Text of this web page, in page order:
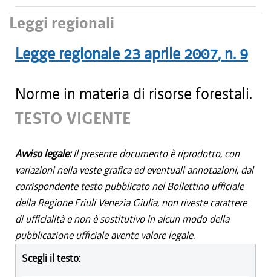
Leggi regionali
Legge regionale 23 aprile 2007, n. 9
Norme in materia di risorse forestali.
TESTO VIGENTE
Avviso legale:Il presente documento è riprodotto, con
variazioni nella veste grafica ed eventuali annotazioni, dal
corrispondente testo pubblicato nel Bollettino ufficiale
della Regione Friuli Venezia Giulia, non riveste carattere
di ufficialità e non è sostitutivo in alcun modo della
pubblicazione ufficiale avente valore legale.
Scegli il testo: